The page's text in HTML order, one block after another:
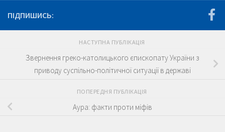
ПІДПИШИСЬ:
НАСТУПНА ПУБЛІКАЦІЯ
Звернення греко-католицького єпископату України з
приводу суспільно-політичної ситуації в державі
ПОПЕРЕДНЯ ПУБЛІКАЦІЯ
Аура: факти проти міфів